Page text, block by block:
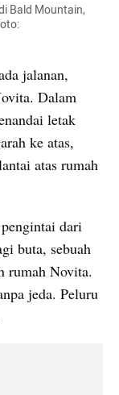
Bald Mountain,
jalanan,
Dalam
letak
ke atas,
atas rumah
dari
buta, sebuah
rumah Novita.
jeda. Peluru